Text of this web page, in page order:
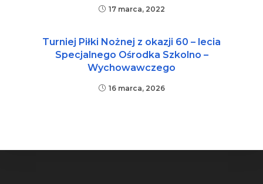
17 marca, 2022
Turniej Piłki Nożnej z okazji 60 – lecia
Specjalnego Ośrodka Szkolno –
Wychowawczego
16 marca, 2026